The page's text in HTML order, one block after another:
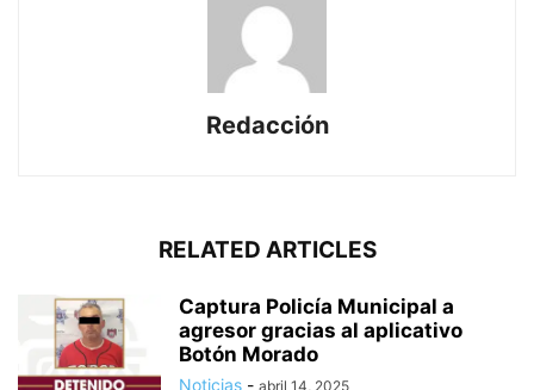
Redacción
RELATED ARTICLES
Captura Policía Municipal a
agresor gracias al aplicativo
Botón Morado
Noticias - abril 14, 2025